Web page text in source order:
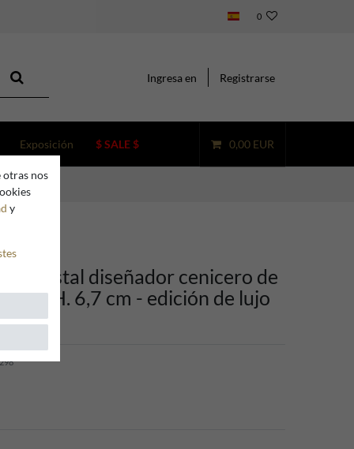
0
Ingresa en Registrarse
Exposición $ SALE $ 0,00 EUR
cristal diseñador cenicero de
21 x H. 6,7 cm - edición de lujo
otras nos
y